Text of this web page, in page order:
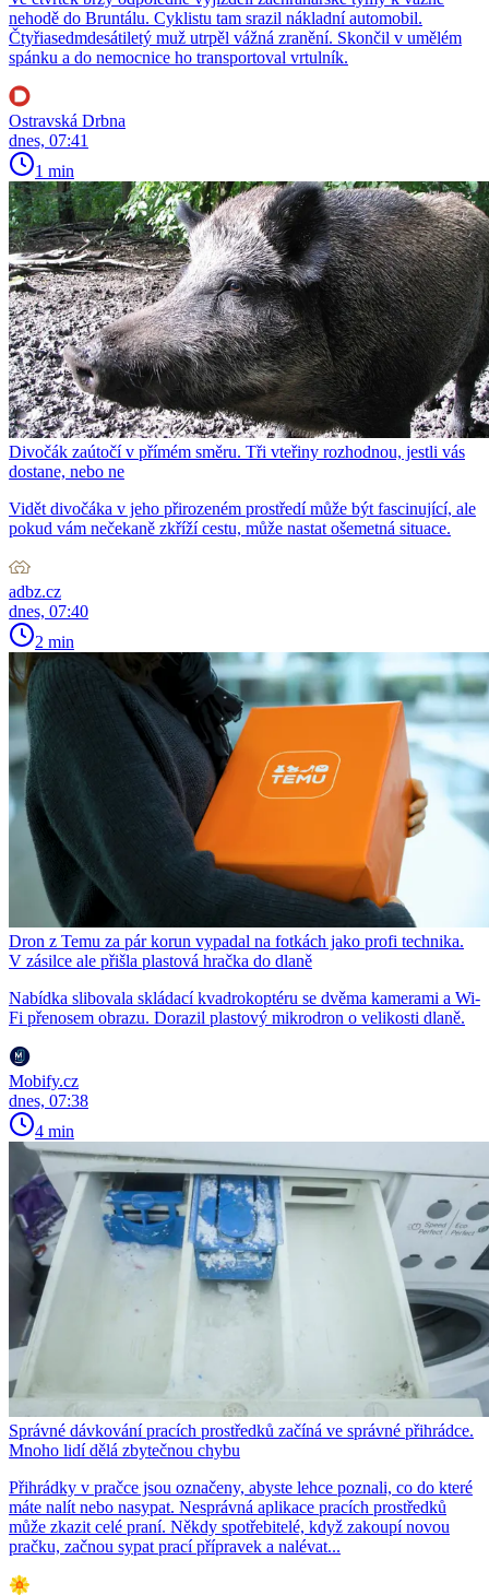
nehodě do Bruntálu. Cyklistu tam srazil nákladní automobil.
Čtyřiasedmdesátiletý muž utrpěl vážná zranění. Skončil v umělém
spánku a do nemocnice ho transportoval vrtulník.
Ostravská Drbna
dnes, 07:41
1 min
Divočák zaútočí v přímém směru. Tři vteřiny rozhodnou, jestli vás
dostane, nebo ne
Vidět divočáka v jeho přirozeném prostředí může být fascinující, ale
pokud vám nečekaně zkříží cestu, může nastat ošemetná situace.
adbz.cz
dnes, 07:40
2 min
Dron z Temu za pár korun vypadal na fotkách jako profi technika.
V zásilce ale přišla plastová hračka do dlaně
Nabídka slibovala skládací kvadrokoptéru se dvěma kamerami a Wi-
Fi přenosem obrazu. Dorazil plastový mikrodron o velikosti dlaně.
Mobify.cz
dnes, 07:38
4 min
Správné dávkování pracích prostředků začíná ve správné přihrádce.
Mnoho lidí dělá zbytečnou chybu
Přihrádky v pračce jsou označeny, abyste lehce poznali, co do které
máte nalít nebo nasypat. Nesprávná aplikace pracích prostředků
může zkazit celé praní. Někdy spotřebitelé, když zakoupí novou
pračku, začnou sypat prací přípravek a nalévat...